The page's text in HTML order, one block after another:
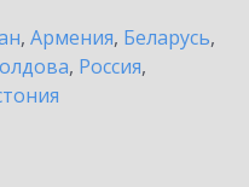
, Армения, Беларусь,
, Россия,